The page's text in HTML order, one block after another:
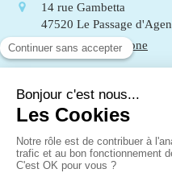
14 rue Gambetta
47520 Le Passage d'Agen
Afficher le téléphone
LeSamedide9hà13h
Mentions légales
Plan du site